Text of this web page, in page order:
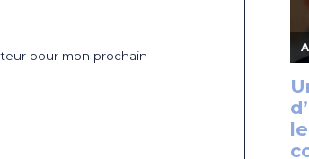
pour mon prochain